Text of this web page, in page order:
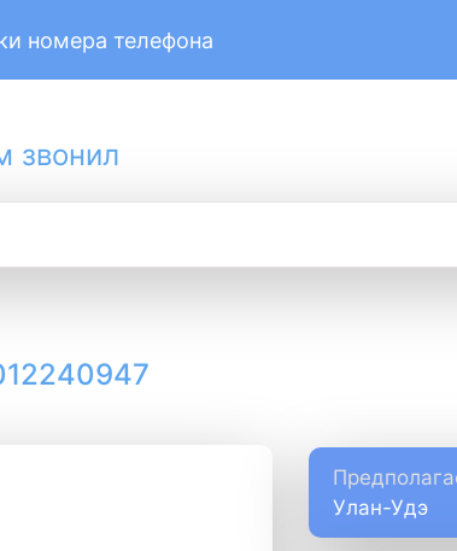
номера телефона
звонил
Улан-Удэ